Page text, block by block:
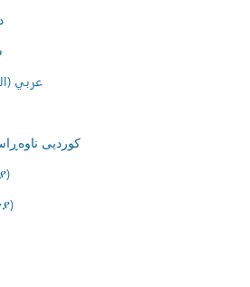
عربي
کوردیی